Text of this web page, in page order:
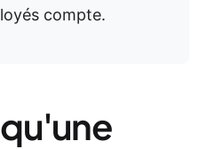
compte.